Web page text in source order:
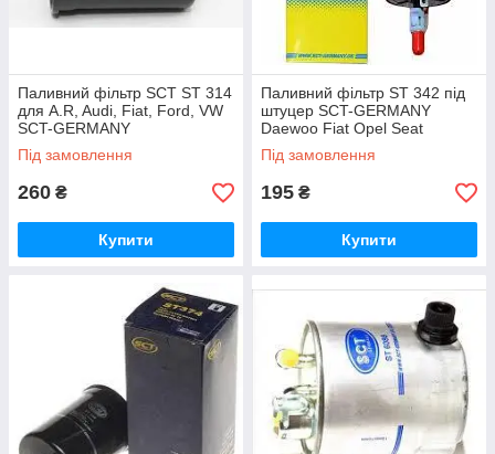
Паливний фільтр SCT ST 314
для A.R, Audi, Fiat, Ford, VW
SCT-GERMANY
Під замовлення
260 ₴
Купити
Паливний фільтр ST 342 під
штуцер SCT-GERMANY
Daewoo Fiat Opel Seat
Під замовлення
195 ₴
Купити